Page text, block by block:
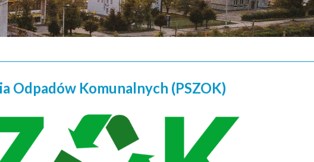
Odpadów Komunalnych (PSZOK)